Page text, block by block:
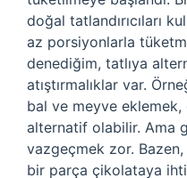
doğal tatlandırıcıları
az porsiyonlarla
denediğim, tatlıya
atıştırmalıklar var.
bal ve meyve
alternatif olabilir. Ama
vazgeçmek zor.
bir parça çikolataya